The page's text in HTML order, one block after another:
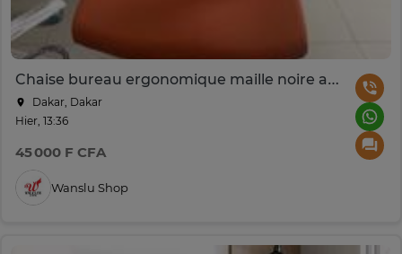
Chaise bureau ergonomique maille noire assise orange
Dakar, Dakar
Hier, 13:36
45 000 F CFA
Wanslu Shop